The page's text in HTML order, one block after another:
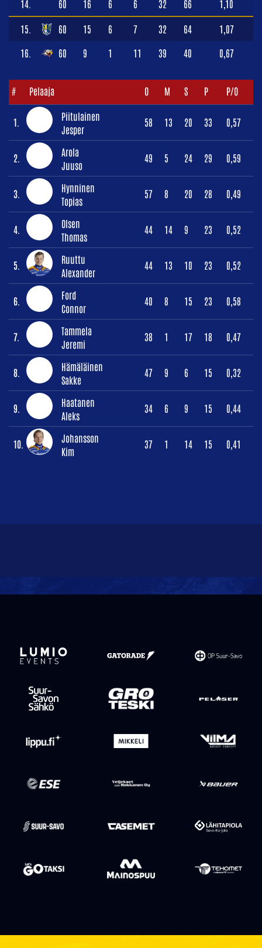
14. 60 16 6 6 32 66 1,10
15. 60 15 6 7 32 64 1,07
16. 60 9 1 11 39 40 0,67
# Pelaaja O M S P P/O
1.
Piitulainen
Jesper
58 13 20 33 0,57
2.
Arola
Juuso
49 5 24 29 0,59
3.
Hynninen
Topias
57 8 20 28 0,49
4.
Olsen
Thomas
44 14 9 23 0,52
5.
Ruuttu
Alexander
44 13 10 23 0,52
6.
Ford
Connor
40 8 15 23 0,58
7.
Tammela
Jeremi
38 1 17 18 0,47
8.
Hämäläinen
Sakke
47 9 6 15 0,32
9.
Haatanen
Aleks
34 6 9 15 0,44
10.
Johansson
Kim
37 1 14 15 0,41